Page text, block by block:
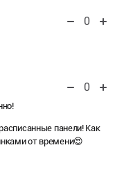
0
0
панели! Как
от времени😍